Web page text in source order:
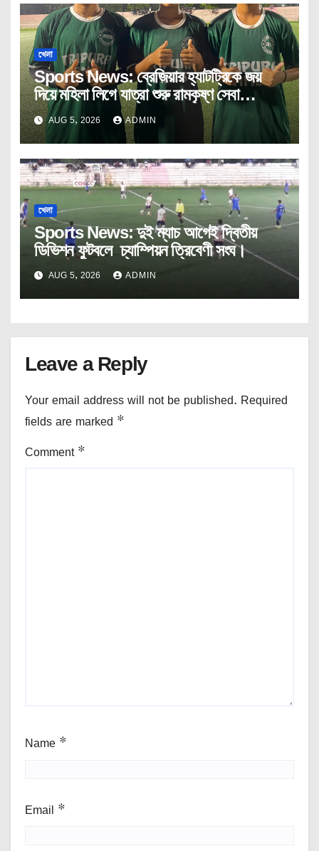
খেলা
Sports News: ব্রেজিয়ার হ্যাটট্রিকে জয়
দিয়ে মহিলা লিগে যাত্রা শুরু রামকৃষ্ণ সেবা
আশ্রমের।
AUG 5, 2026 ADMIN
খেলা
Sports News: দুই ম্যাচ আগেই দ্বিতীয়
ডিভিশন ফুটবলে চ্যাম্পিয়ন ত্রিবেণী সংঘ।
AUG 5, 2026 ADMIN
Leave a Reply
Your email address will not be published. Required
fields are marked *
Comment *
Name *
Email *